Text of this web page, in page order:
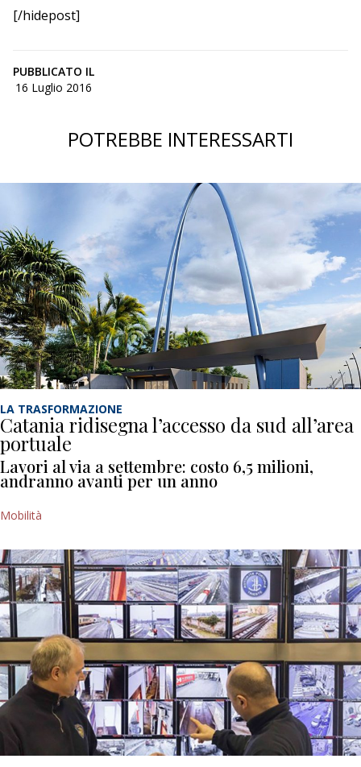
[/hidepost]
PUBBLICATO IL
16 Luglio 2016
POTREBBE INTERESSARTI
LA TRASFORMAZIONE
Catania ridisegna l’accesso da sud all’area
portuale
Lavori al via a settembre: costo 6,5 milioni,
andranno avanti per un anno
Mobilità